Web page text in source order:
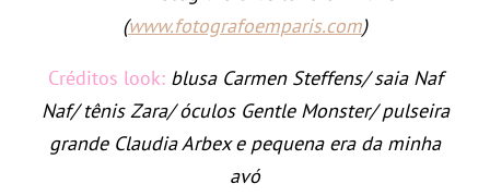
(www.fotografoemparis.com)
Créditos look: blusa Carmen Steffens/ saia Naf
Naf/ tênis Zara/ óculos Gentle Monster/ pulseira
grande Claudia Arbex e pequena era da minha
avó